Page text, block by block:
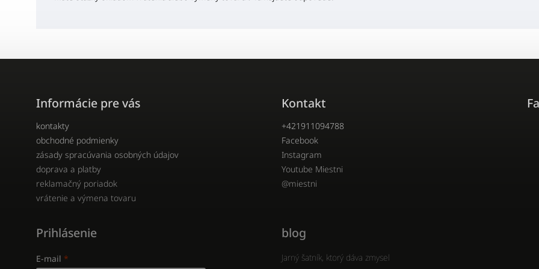
Informácie pre vás
kontakty
obchodné podmienky
zásady spracúvania osobných údajov
doprava a platby
reklamačný poriadok
vrátenie a výmena tovaru
Kontakt
+421911094788
Facebook
Instagram
Youtube Miestni
@miestni
Prihlásenie
E-mail
blog
Jarný šatník, ktorý dáva zmysel